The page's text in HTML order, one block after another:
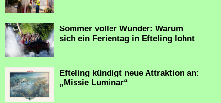
Sommer voller Wunder: Warum
sich ein Ferientag in Efteling lohnt
Efteling kündigt neue Attraktion an:
„Missie Luminar“